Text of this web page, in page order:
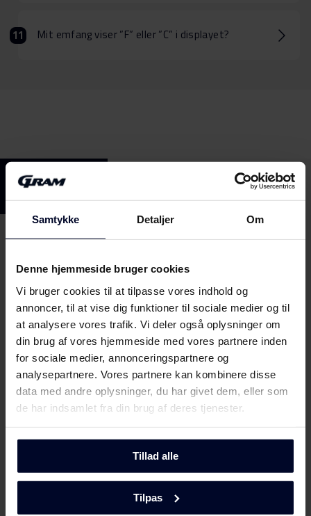
Samtykke Detaljer Om
Denne hjemmeside bruger cookies
Vi bruger cookies til at tilpasse vores indhold og
annoncer, til at vise dig funktioner til sociale medier og til
at analysere vores trafik. Vi deler også oplysninger om
din brug af vores hjemmeside med vores partnere inden
for sociale medier, annonceringspartnere og
analysepartnere. Vores partnere kan kombinere disse
data med andre oplysninger, du har givet dem, eller som
de har indsamlet fra din brug af deres tjenester.
Tillad alle
Tilpas
Mit emfang viser ”F” eller ”C” i displayet?
Inspiration
Fritstående køleskabe
Integrerbare køleskabe
Frysere
Vinkøleskabe
Komfurer
Ovne
Mikroovne